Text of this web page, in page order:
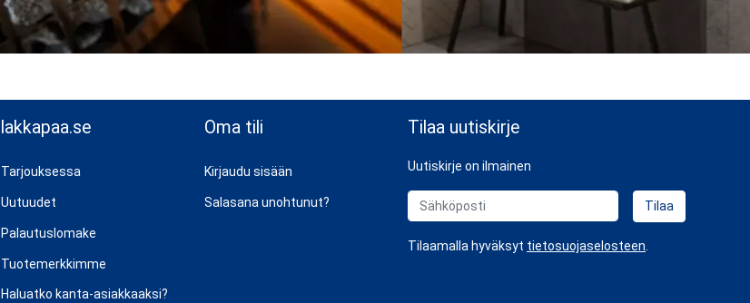
lakkapaa.se
Tarjouksessa
Uutuudet
Palautuslomake
Tuotemerkkimme
Haluatko kanta-asiakkaaksi?
Oma tili
Kirjaudu sisään
Salasana unohtunut?
Tilaa uutiskirje
Uutiskirje on ilmainen
Sähköposti Tilaa
Tilaamalla hyväksyt tietosuojaselosteen